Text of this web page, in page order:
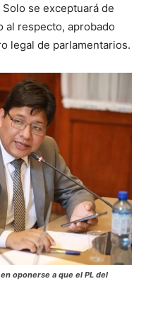
se exceptuará de
al respecto, aprobado
legal de parlamentarios.
oponerse a que el PL del